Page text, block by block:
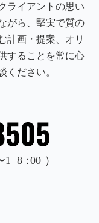
ライアントの思い
がら、堅実で質の
計画・提案、オリ
することを常に心
ください。